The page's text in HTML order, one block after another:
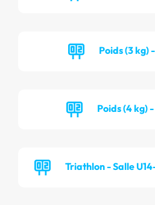
Poids (3 kg)
Poids (4 kg)
Triathlon - Salle